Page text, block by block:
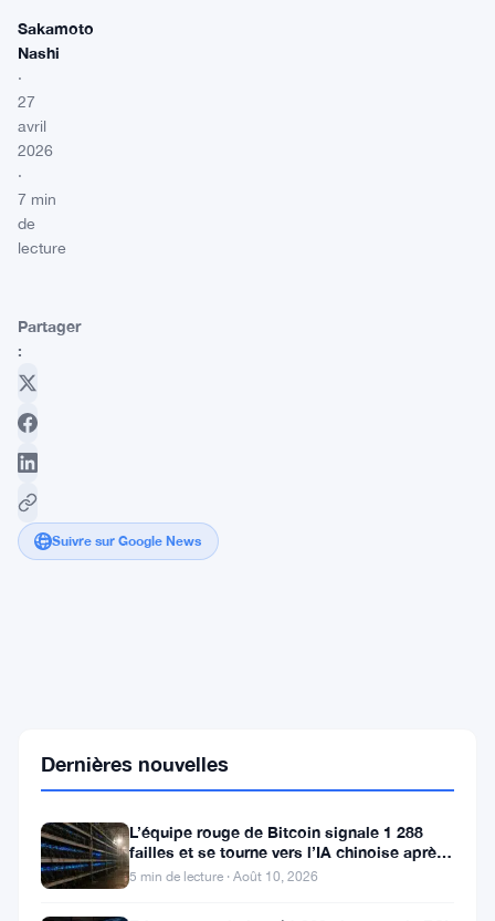
Sakamoto
Nashi
·
27
avril
2026
·
7 min
de
lecture
Partager
:
Suivre sur Google News
paiements
jours
Dernières nouvelles
L’équipe rouge de Bitcoin signale 1 288
failles et se tourne vers l’IA chinoise après
le verrouillage d’OpenAI
5 min de lecture · Août 10, 2026